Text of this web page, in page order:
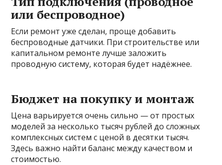
или беспроводное)
Если ремонт уже сделан, проще добавить
беспроводные датчики. При строительстве или
капитальном ремонте лучше заложить
проводную систему, которая будет надёжнее.
Бюджет на покупку и монтаж
Цена варьируется очень сильно — от простых
моделей за несколько тысяч рублей до сложных
комплексных систем с ценой в десятки тысяч.
Здесь важно найти баланс между качеством и
стоимостью.